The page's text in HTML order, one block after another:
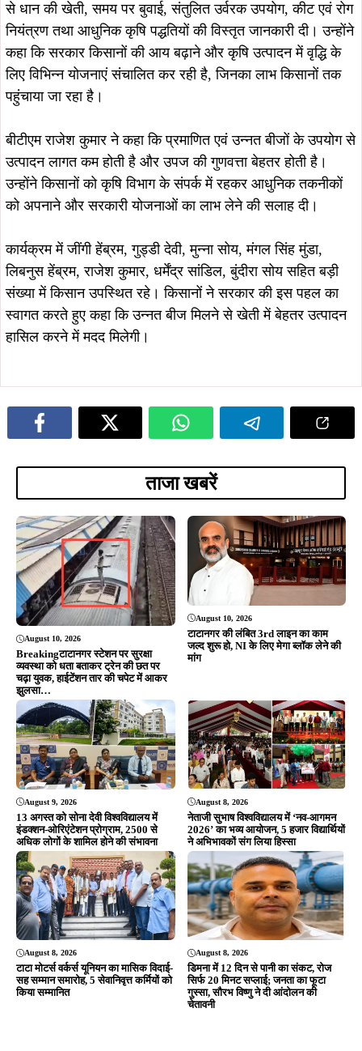
से धान की खेती, समय पर बुवाई, संतुलित उर्वरक उपयोग, कीट एवं रोग
नियंत्रण तथा आधुनिक कृषि पद्धतियों की विस्तृत जानकारी दी। उन्होंने
कहा कि सरकार किसानों की आय बढ़ाने और कृषि उत्पादन में वृद्धि के
लिए विभिन्न योजनाएं संचालित कर रही है, जिनका लाभ किसानों तक
पहुंचाया जा रहा है।
बीटीएम राजेश कुमार ने कहा कि प्रमाणित एवं उन्नत बीजों के उपयोग से
उत्पादन लागत कम होती है और उपज की गुणवत्ता बेहतर होती है।
उन्होंने किसानों को कृषि विभाग के संपर्क में रहकर आधुनिक तकनीकों
को अपनाने और सरकारी योजनाओं का लाभ लेने की सलाह दी।
कार्यक्रम में जींगी हेंब्रम, गुड्डी देवी, मुन्ना सोय, मंगल सिंह मुंडा,
लिबनुस हेंब्रम, राजेश कुमार, धर्मेंद्र सांडिल, बुंदीरा सोय सहित बड़ी
संख्या में किसान उपस्थित रहे। किसानों ने सरकार की इस पहल का
स्वागत करते हुए कहा कि उन्नत बीज मिलने से खेती में बेहतर उत्पादन
हासिल करने में मदद मिलेगी।
ताजा खबरें
August 10, 2026
Breakingटाटानगर स्टेशन पर सुरक्षा
व्यवस्था को धता बताकर ट्रेन की छत पर
चढ़ा युवक, हाईटेंशन तार की चपेट में आकर
झुलसा…
August 10, 2026
टाटानगर की लंबित 3rd लाइन का काम
जल्द शुरू हो, NI के लिए मेगा ब्लॉक लेने की
मांग
August 9, 2026
13 अगस्त को सोना देवी विश्वविद्यालय में
इंडक्शन-ओरिएंटेशन प्रोग्राम, 2500 से
अधिक लोगों के शामिल होने की संभावना
August 8, 2026
नेताजी सुभाष विश्वविद्यालय में ‘नव-आगमन
2026’ का भव्य आयोजन, 5 हजार विद्यार्थियों
ने अभिभावकों संग लिया हिस्सा
August 8, 2026
टाटा मोटर्स वर्कर्स यूनियन का मासिक विदाई-
सह सम्मान समारोह, 5 सेवानिवृत्त कर्मियों को
किया सम्मानित
August 8, 2026
डिमना में 12 दिन से पानी का संकट, रोज
सिर्फ 20 मिनट सप्लाई; जनता का फूटा
गुस्सा, सौरभ विष्णु ने दी आंदोलन की
चेतावनी